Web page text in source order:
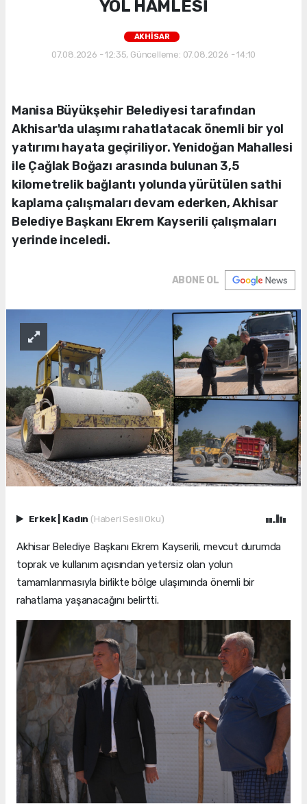
YOL HAMLESİ
AKHİSAR
07.08.2026 - 12:35, Güncelleme: 07.08.2026 - 14:10
Manisa Büyükşehir Belediyesi tarafından
Akhisar'da ulaşımı rahatlatacak önemli bir yol
yatırımı hayata geçiriliyor. Yenidoğan Mahallesi
ile Çağlak Boğazı arasında bulunan 3,5
kilometrelik bağlantı yolunda yürütülen sathi
kaplama çalışmaları devam ederken, Akhisar
Belediye Başkanı Ekrem Kayserili çalışmaları
yerinde inceledi.
ABONE OL
Erkek Kadın (Haberi Sesli Oku)
Akhisar Belediye Başkanı Ekrem Kayserili, mevcut durumda
toprak ve kullanım açısından yetersiz olan yolun
tamamlanmasıyla birlikte bölge ulaşımında önemli bir
rahatlama yaşanacağını belirtti.